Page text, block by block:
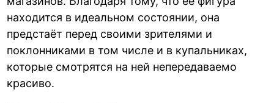
находится в идеальном состоянии, она
предстаёт перед своими зрителями и
поклонниками в том числе и в купальниках,
которые смотрятся на ней непередаваемо
красиво.